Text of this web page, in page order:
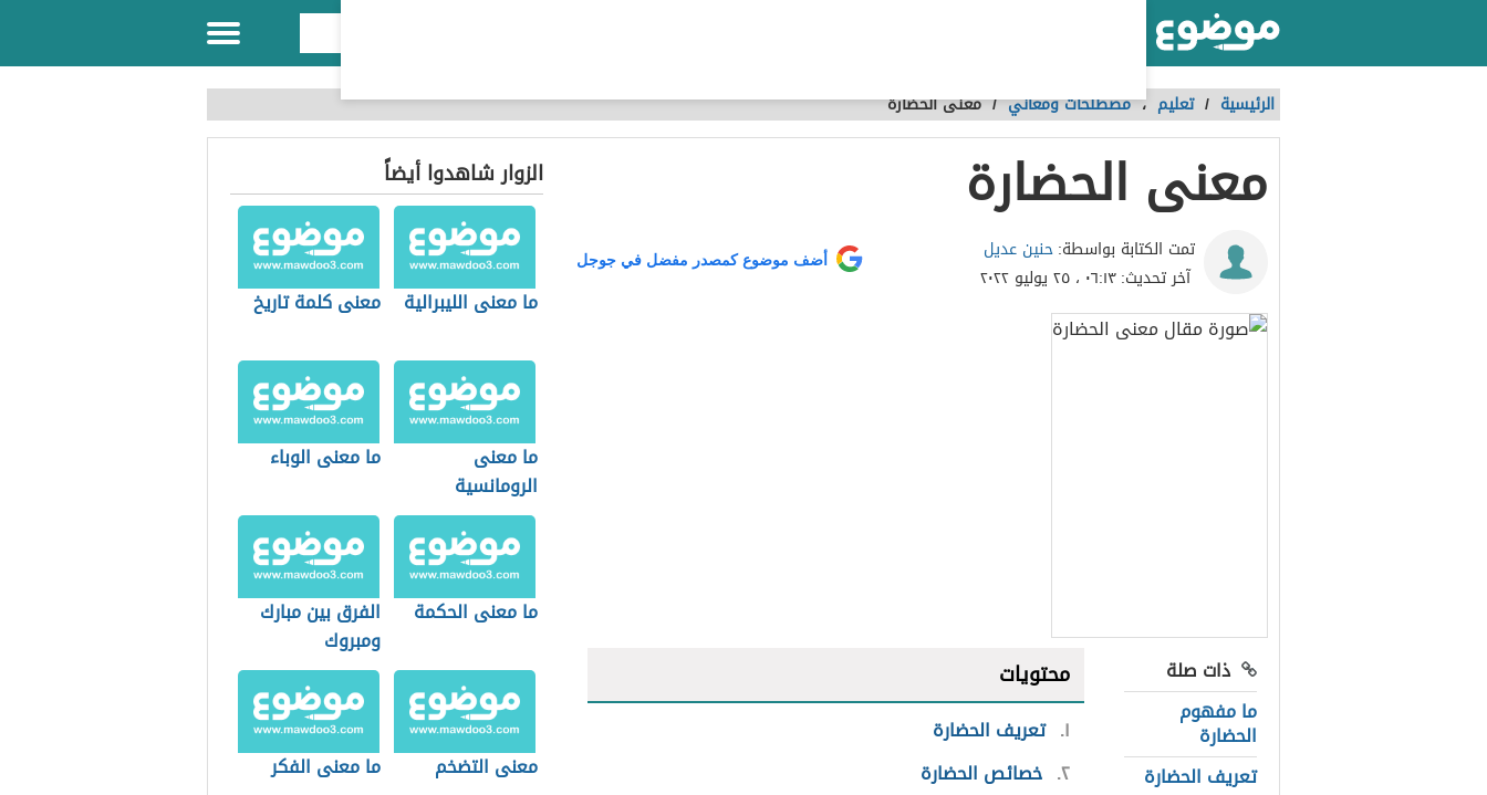
الرئيسية / تعليم ،مصطلحات ومعاني /معنى الحضارة
معنى الحضارة
تمت الكتابة بواسطة:حنين عديل
آخر تحديث:٠٦:١٣ ، ٢٥ يوليو ٢٠٢٢
أضف موضوع كمصدر مفضل في جوجل
ذات صلة
ما مفهوم
الحضارة
تعريف الحضارة
محتويات
١ تعريف الحضارة
٢ خصائص الحضارة
الزوار شاهدوا أيضاً
ما معنى الليبرالية معنى كلمة تاريخ
ما معنى
الرومانسية
ما معنى الوباء
ما معنى الحكمة
الفرق بين مبارك
ومبروك
معنى التضخم ما معنى الفكر